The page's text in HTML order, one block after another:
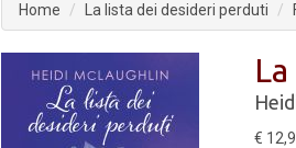
Home La lista dei desideri perduti
€